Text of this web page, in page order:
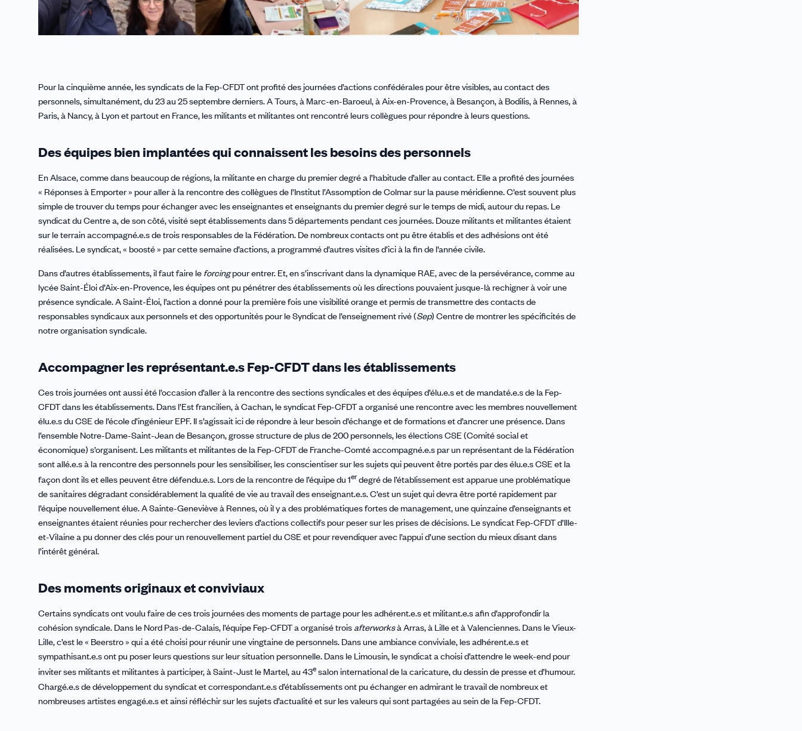
Pour la cinquième année, les syndicats de la Fep-CFDT ont profité des journées d’actions confédérales pour être visibles, au contact des
personnels, simultanément, du 23 au 25 septembre derniers. A Tours, à Marc-en-Baroeul, à Aix-en-Provence, à Besançon, à Bodilis, à Rennes, à
Paris, à Nancy, à Lyon et partout en France, les militants et militantes ont rencontré leurs collègues pour répondre à leurs questions.
Des équipes bien implantées qui connaissent les besoins des personnels
En Alsace, comme dans beaucoup de régions, la militante en charge du premier degré a l’habitude d’aller au contact. Elle a profité des journées
« Réponses à Emporter » pour aller à la rencontre des collègues de l’Institut l’Assomption de Colmar sur la pause méridienne. C’est souvent plus
simple de trouver du temps pour échanger avec les enseignantes et enseignants du premier degré sur le temps de midi, autour du repas. Le
syndicat du Centre a, de son côté, visité sept établissements dans 5 départements pendant ces journées. Douze militants et militantes étaient
sur le terrain accompagné.e.s de trois responsables de la Fédération. De nombreux contacts ont pu être établis et des adhésions ont été
réalisées. Le syndicat, « boosté » par cette semaine d’actions, a programmé d’autres visites d’ici à la fin de l’année civile.
Dans d’autres établissements, il faut faire le forcingpour entrer. Et, en s’inscrivant dans la dynamique RAE, avec de la persévérance, comme au
lycée Saint-Éloi d’Aix-en-Provence, les équipes ont pu pénétrer des établissements où les directions pouvaient jusque-là rechigner à voir une
présence syndicale. A Saint-Éloi, l’action a donné pour la première fois une visibilité orange et permis de transmettre des contacts de
responsables syndicaux aux personnels et des opportunités pour le Syndicat de l’enseignement rivé (Sep) Centre de montrer les spécificités de
notre organisation syndicale.
Accompagner les représentant.e.s Fep-CFDT dans les établissements
Ces trois journées ont aussi été l’occasion d’aller à la rencontre des sections syndicales et des équipes d’élu.e.s et de mandaté.e.s de la Fep-
CFDT dans les établissements. Dans l’Est francilien, à Cachan, le syndicat Fep-CFDT a organisé une rencontre avec les membres nouvellement
élu.e.s du CSE de l’école d’ingénieur EPF. Il s’agissait ici de répondre à leur besoin d’échange et de formations et d’ancrer une présence. Dans
l’ensemble Notre-Dame-Saint-Jean de Besançon, grosse structure de plus de 200 personnels, les élections CSE (Comité social et
économique) s’organisent. Les militants et militantes de la Fep-CFDT de Franche-Comté accompagné.e.s par un représentant de la Fédération
sont allé.e.s à la rencontre des personnels pour les sensibiliser, les conscientiser sur les sujets qui peuvent être portés par des élu.e.s CSE et la
façon dont ils et elles peuvent être défendu.e.s. Lors de la rencontre de l’équipe du 1erdegré de l’établissement est apparue une problématique
de sanitaires dégradant considérablement la qualité de vie au travail des enseignant.e.s. C’est un sujet qui devra être porté rapidement par
l’équipe nouvellement élue. A Sainte-Geneviève à Rennes, où il y a des problématiques fortes de management, une quinzaine d’enseignants et
enseignantes étaient réunies pour rechercher des leviers d’actions collectifs pour peser sur les prises de décisions. Le syndicat Fep-CFDT d’Ille-
et-Vilaine a pu donner des clés pour un renouvellement partiel du CSE et pour revendiquer avec l’appui d’une section du mieux disant dans
l’intérêt général.
Des moments originaux et conviviaux
Certains syndicats ont voulu faire de ces trois journées des moments de partage pour les adhérent.e.s et militant.e.s afin d’approfondir la
cohésion syndicale. Dans le Nord Pas-de-Calais, l’équipe Fep-CFDT a organisé trois afterworksà Arras, à Lille et à Valenciennes. Dans le Vieux-
Lille, c’est le « Beerstro » qui a été choisi pour réunir une vingtaine de personnels. Dans une ambiance conviviale, les adhérent.e.s et
sympathisant.e.s ont pu poser leurs questions sur leur situation personnelle. Dans le Limousin, le syndicat a choisi d’attendre le week-end pour
inviter ses militants et militantes à participer, à Saint-Just le Martel, au 43esalon international de la caricature, du dessin de presse et d’humour.
Chargé.e.s de développement du syndicat et correspondant.e.s d’établissements ont pu échanger en admirant le travail de nombreux et
nombreuses artistes engagé.e.s et ainsi réfléchir sur les sujets d’actualité et sur les valeurs qui sont partagées au sein de la Fep-CFDT.